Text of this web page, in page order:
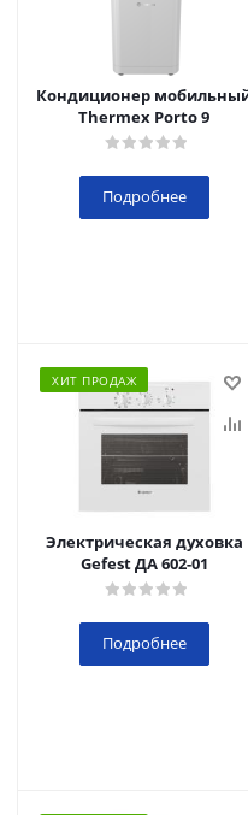
Кондиционер
Thermex Porto 9
Подробнее
ХИТ ПРОДАЖ
Электрическая духовка
Gefest ДА 602-01
Подробнее